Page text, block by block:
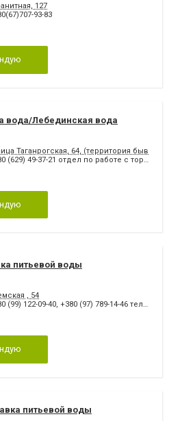
127
93-83
вода/Лебединская вода
Таганрогская, 64, (территория
(629) 49-37-21 отдел по работе с торговыми се
питьевой воды
, 54
(99) 122-09-40, +380 (97) 789-14-46 телефон контроля качества
питьевой воды